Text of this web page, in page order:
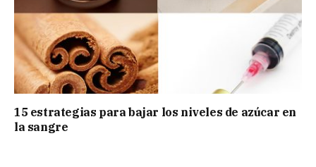
15 estrategias para bajar los niveles de azúcar en
la sangre